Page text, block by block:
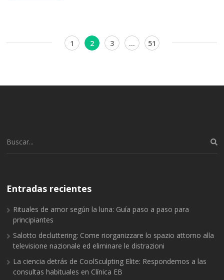
Navegación
Página
1 Página
2 Página
3 … Página
51
Buscar:
Entradas recientes
Rituales de amor según la luna: Guía paso a paso para
principiantes
Salotto decluttering: Come riorganizzare lo spazio attorno alla
televisione nazionale ed eliminare le distrazioni
La ciencia detrás de CoolSculpting Elite: Respondemos a las
consultas habituales en Clínica EB